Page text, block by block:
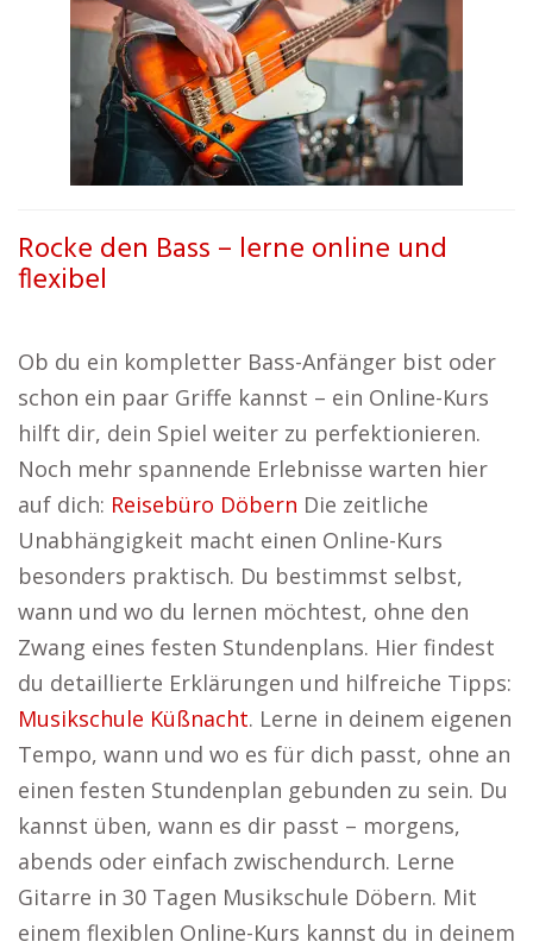
Rocke den Bass – lerne online und
flexibel
Ob du ein kompletter Bass-Anfänger bist oder
schon ein paar Griffe kannst – ein Online-Kurs
hilft dir, dein Spiel weiter zu perfektionieren.
Noch mehr spannende Erlebnisse warten hier
auf dich: Reisebüro Döbern Die zeitliche
Unabhängigkeit macht einen Online-Kurs
besonders praktisch. Du bestimmst selbst,
wann und wo du lernen möchtest, ohne den
Zwang eines festen Stundenplans. Hier findest
du detaillierte Erklärungen und hilfreiche Tipps:
Musikschule Küßnacht. Lerne in deinem eigenen
Tempo, wann und wo es für dich passt, ohne an
einen festen Stundenplan gebunden zu sein. Du
kannst üben, wann es dir passt – morgens,
abends oder einfach zwischendurch. Lerne
Gitarre in 30 Tagen Musikschule Döbern. Mit
einem flexiblen Online-Kurs kannst du in deinem